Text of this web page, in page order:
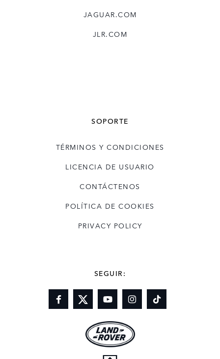
JAGUAR.COM
JLR.COM
SOPORTE
TÉRMINOS Y CONDICIONES
LICENCIA DE USUARIO
CONTÁCTENOS
POLÍTICA DE COOKIES
PRIVACY POLICY
SEGUIR: